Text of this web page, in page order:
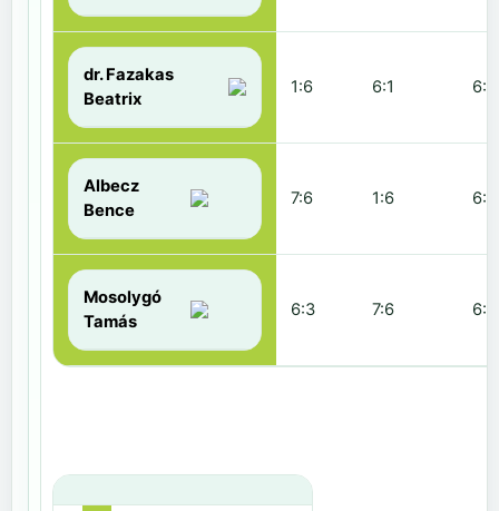
dr. Fazakas
Beatrix
1:6 6:1 6:0
Albecz
Bence
7:6 1:6 6:3
Mosolygó
Tamás
6:3 7:6 6:1